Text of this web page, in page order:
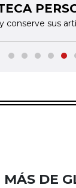
conserve sus
MÁS DE